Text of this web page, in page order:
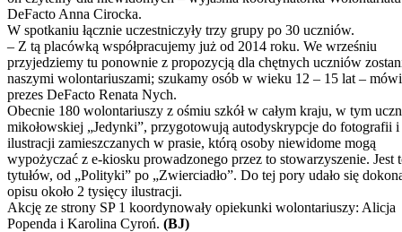
DeFacto Anna Cirocka.
W spotkaniu łącznie uczestniczyły trzy grupy po 30 uczniów.
– Z tą placówką współpracujemy już od 2014 roku. We wrześniu
przyjedziemy tu ponownie z propozycją dla chętnych uczniów
naszymi wolontariuszami; szukamy osób w wieku 12 – 15 lat –
prezes DeFacto Renata Nych.
Obecnie 180 wolontariuszy z ośmiu szkół w całym kraju, w tym
mikołowskiej „Jedynki”, przygotowują autodyskrypcje do fotografii i
ilustracji zamieszczanych w prasie, którą osoby niewidome mogą
wypożyczać z e-kiosku prowadzonego przez to stowarzyszenie. Jest
tytułów, od „Polityki” po „Zwierciadło”. Do tej pory udało się
opisu około 2 tysięcy ilustracji.
Akcję ze strony SP 1 koordynowały opiekunki wolontariuszy: Alicja
Popenda i Karolina Cyroń. (BJ)